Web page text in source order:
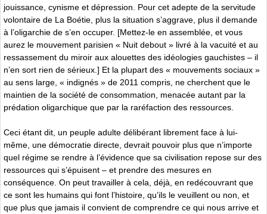
jouissance, cynisme et dépression. Pour cet adepte de la servitude
volontaire de La Boétie, plus la situation s’aggrave, plus il demande
à l’oligarchie de s’en occuper. [Mettez-le en assemblée, et vous
aurez le mouvement parisien « Nuit debout » livré à la vacuité et au
ressassement du miroir aux alouettes des idéologies gauchistes – il
n’en sort rien de sérieux.] Et la plupart des « mouvements sociaux »
au sens large, « indignés » de 2011 compris, ne cherchent que le
maintien de la société de consommation, menacée autant par la
prédation oligarchique que par la raréfaction des ressources.
Ceci étant dit, un peuple adulte délibérant librement face à lui-
même, une démocratie directe, devrait pouvoir plus que n’importe
quel régime se rendre à l’évidence que sa civilisation repose sur des
ressources qui s’épuisent – et prendre des mesures en
conséquence. On peut travailler à cela, déjà, en redécouvrant que
ce sont les humains qui font l’histoire, qu’ils le veuillent ou non, et
que plus que jamais il convient de comprendre ce qui nous arrive et